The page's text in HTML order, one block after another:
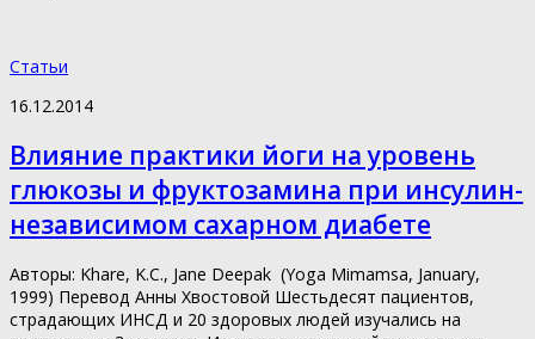
Статьи
16.12.2014
Влияние практики йоги на уровень
глюкозы и фруктозамина при инсулин-
независимом сахарном диабете
Авторы: Khare, K.C., Jane Deepak (Yoga Mimamsa, January,
1999) Перевод Анны Хвостовой Шестьдесят пациентов,
страдающих ИНСД и 20 здоровых людей изучались на